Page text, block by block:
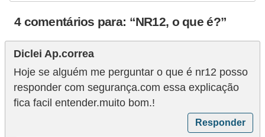
4 comentários para: “NR12, o que é?”
Diclei Ap.correa
Hoje se alguém me perguntar o que é nr12 posso
responder com segurança.com essa explicação
fica facil entender.muito bom.!
Responder
S
e
g
u
r
a